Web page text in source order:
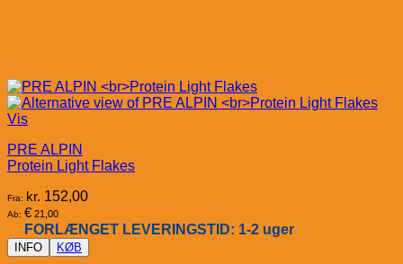
Vis
PRE ALPIN
Protein Light Flakes
Fra: kr. 152,00
Ab: € 21,00
FORLÆNGET LEVERINGSTID: 1-2 uger
INFO KØB